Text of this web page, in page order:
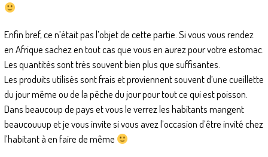
Enfin bref, ce n’était pas l’objet de cette partie. Si vous vous rendez
en Afrique sachez en tout cas que vous en aurez pour votre estomac.
Les quantités sont très souvent bien plus que suffisantes.
Les produits utilisés sont frais et proviennent souvent d’une cueillette
du jour même ou de la pêche du jour pour tout ce qui est poisson.
Dans beaucoup de pays et vous le verrez les habitants mangent
beaucouuup et je vous invite si vous avez l’occasion d’être invité chez
l’habitant à en faire de même